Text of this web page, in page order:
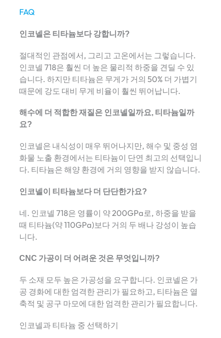
FAQ
인코넬은 티타늄보다 강합니까?
절대적인 관점에서, 그리고 고온에서는 그렇습니다.
인코넬 718은 훨씬 더 높은 물리적 하중을 견딜 수 있
습니다. 하지만 티타늄은 무게가 거의 50% 더 가볍기
때문에 강도 대비 무게 비율이 훨씬 뛰어납니다.
해수에 더 적합한 재질은 인코넬일까요, 티타늄일까
요?
인코넬은 내식성이 매우 뛰어나지만, 해수 및 중성 염
화물 노출 환경에서는 티타늄이 단연 최고의 선택입니
다. 티타늄은 해양 환경에 거의 영향을 받지 않습니다.
인코넬이 티타늄보다 더 단단한가요?
네. 인코넬 718은 영률이 약 200GPa로, 하중을 받을
때 티타늄(약 110GPa)보다 거의 두 배나 강성이 높습
니다.
CNC 가공이 더 어려운 것은 무엇입니까?
두 소재 모두 높은 가공성을 요구합니다. 인코넬은 가
공 경화에 대한 엄격한 관리가 필요하고, 티타늄은 열
축적 및 공구 마모에 대한 엄격한 관리가 필요합니다.
인코넬과 티타늄 중 선택하기